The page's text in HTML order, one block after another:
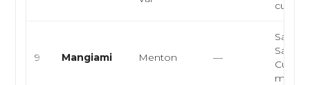
cuisine
9 Mangiami Menton —
Cuisine